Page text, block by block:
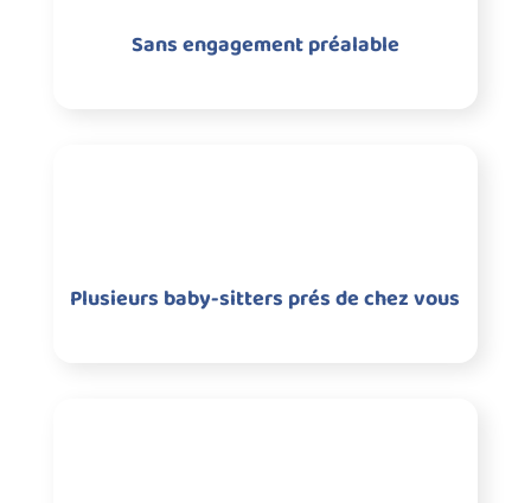
Sans engagement préalable
Plusieurs baby-sitters prés de chez vous